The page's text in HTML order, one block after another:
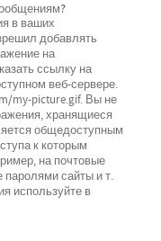
в ваших
добавлять
на
ссылку на
веб-сервере.
my-picture.gif. Вы не
хранящиеся
общедоступным
к которым
на почтовые
сайты и т.
используйте в